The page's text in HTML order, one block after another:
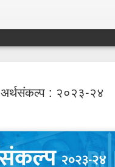
अर्थसंकल्प : २०२३-२४